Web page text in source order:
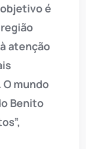
é
atenção
mundo
Benito